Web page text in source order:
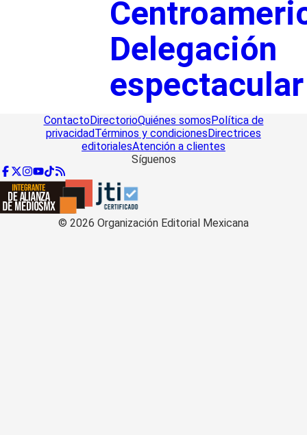
Delegación
espectacular
ContactoDirectorioQuiénes somosPolítica de
privacidadTérminos y condicionesDirectrices
editorialesAtención a clientes
Síguenos
© 2026 Organización Editorial Mexicana